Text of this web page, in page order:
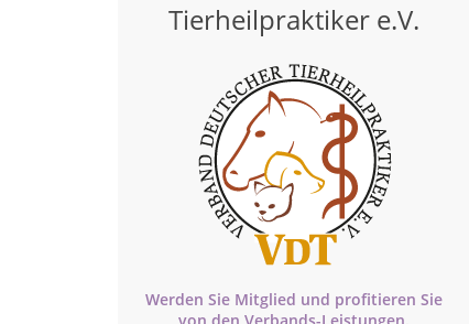
Tierheilpraktiker e.V.
Werden Sie Mitglied und profitieren Sie